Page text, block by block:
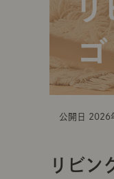
公開日 2026
リビン